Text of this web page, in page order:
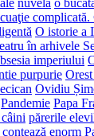
O istorie a
în arhivele
imperiului
purpurie
Ovidiu
Pandemie Papa
părerile
enorm